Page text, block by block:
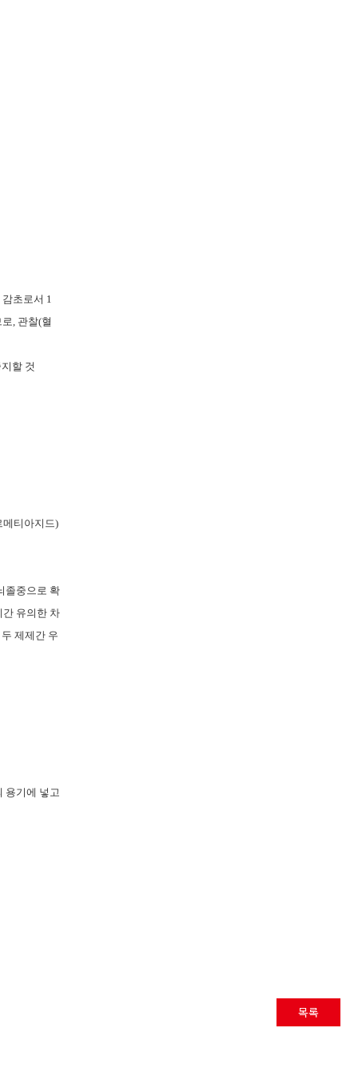
초로서 1
관찰(혈
할 것
메티아지드)
졸중으로 확
간 유의한 차
제제간 우
용기에 넣고
목록